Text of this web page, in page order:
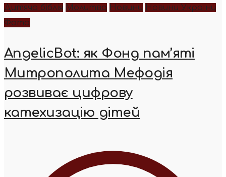
Дитяча біблія Молитва Новини Новини України
Фото
AngelicBot: як Фонд пам’яті
Митрополита Мефодія
розвиває цифрову
катехизацію дітей